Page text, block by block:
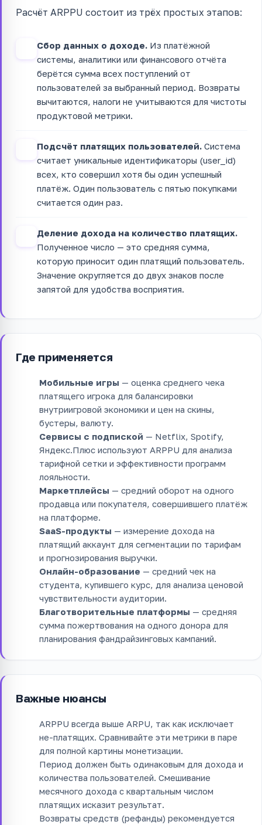
Расчёт ARPPU состоит из трёх простых этапов:
Сбор данных о доходе. Из платёжной
системы, аналитики или финансового отчёта
берётся сумма всех поступлений от
пользователей за выбранный период. Возвраты
вычитаются, налоги не учитываются для чистоты
продуктовой метрики.
Подсчёт платящих пользователей. Система
считает уникальные идентификаторы (user_id)
всех, кто совершил хотя бы один успешный
платёж. Один пользователь с пятью покупками
считается один раз.
Деление дохода на количество платящих.
Полученное число — это средняя сумма,
которую приносит один платящий пользователь.
Значение округляется до двух знаков после
запятой для удобства восприятия.
Где применяется
Мобильные игры — оценка среднего чека
платящего игрока для балансировки
внутриигровой экономики и цен на скины,
бустеры, валюту.
Сервисы с подпиской — Netflix, Spotify,
Яндекс.Плюс используют ARPPU для анализа
тарифной сетки и эффективности программ
лояльности.
Маркетплейсы — средний оборот на одного
продавца или покупателя, совершившего платёж
на платформе.
SaaS-продукты — измерение дохода на
платящий аккаунт для сегментации по тарифам
и прогнозирования выручки.
Онлайн-образование — средний чек на
студента, купившего курс, для анализа ценовой
чувствительности аудитории.
Благотворительные платформы — средняя
сумма пожертвования на одного донора для
планирования фандрайзинговых кампаний.
Важные нюансы
ARPPU всегда выше ARPU, так как исключает
не-платящих. Сравнивайте эти метрики в паре
для полной картины монетизации.
Период должен быть одинаковым для дохода и
количества пользователей. Смешивание
месячного дохода с квартальным числом
платящих исказит результат.
Возвраты средств (рефанды) рекомендуется